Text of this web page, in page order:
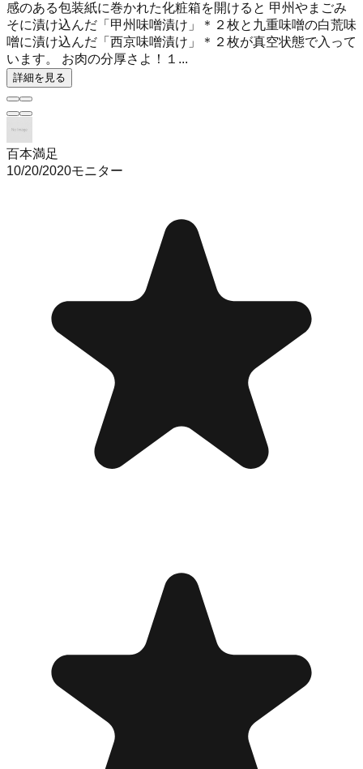
感のある包装紙に巻かれた化粧箱を開けると 甲州やまごみ
そに漬け込んだ「甲州味噌漬け」＊２枚と九重味噌の白荒味
噌に漬け込んだ「西京味噌漬け」＊２枚が真空状態で入って
います。 お肉の分厚さよ！１...
詳細を見る
百本満足
10/20/2020モニター